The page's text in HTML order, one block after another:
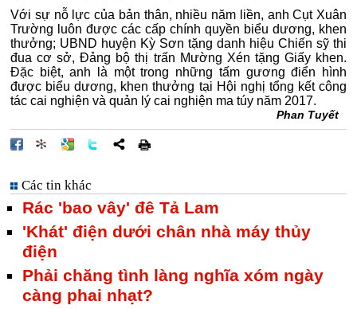
Với sự nỗ lực của bản thân, nhiều năm liền, anh Cụt Xuân
Trường luôn được các cấp chính quyền biểu dương, khen
thưởng; UBND huyện Kỳ Sơn tặng danh hiệu Chiến sỹ thi
đua cơ sở, Đảng bộ thị trấn Mường Xén tặng Giấy khen.
Đặc biệt, anh là một trong những tấm gương điển hình
được biểu dương, khen thưởng tại Hội nghị tổng kết công
tác cai nghiện và quản lý cai nghiện ma túy năm 2017.
Phan Tuyết
Các tin khác
Rác 'bao vây' đê Tả Lam
'Khát' điện dưới chân nhà máy thủy
điện
Phải chăng tình làng nghĩa xóm ngày
càng phai nhạt?